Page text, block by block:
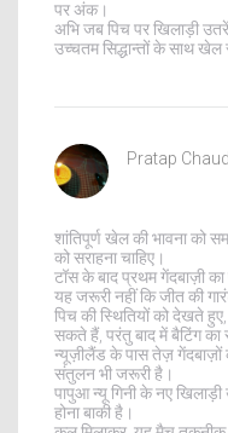
पर अंक।
अभि जब पिच पर खिलाड़ी
उच्चतम सिद्धान्तों के साथ खेल
Pratap
शांतिपूर्ण खेल की भावना को
को सराहना चाहिए।
टॉस के बाद प्रथम गेंदबाज़ी का
यह जरूरी नहीं कि जीत की
पिच की स्थितियों को देखते
सकते हैं, परंतु बाद में बैटिंग
न्यूज़ीलैंड के पास तेज़ गेंदबाज़ों
संतुलन भी जरूरी है।
पापुआ न्यू गिनी के नए
होना बाकी है।